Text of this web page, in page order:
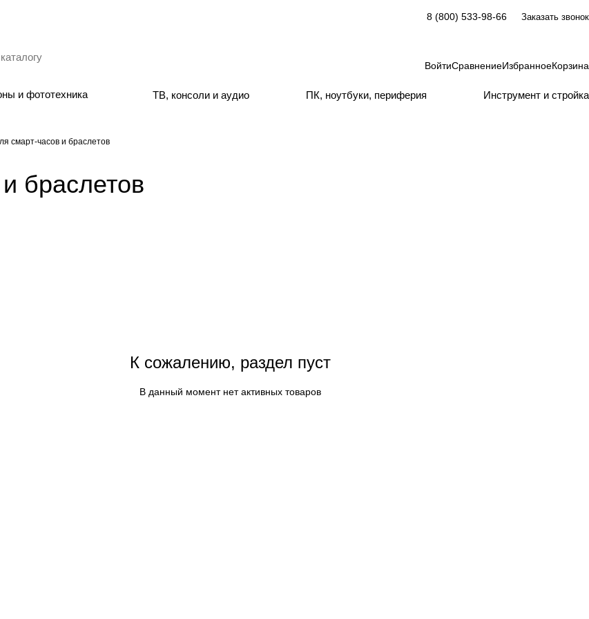
8 (800) 533-98-66 Заказать звонок
ВойтиСравнениеИзбранноеКорзина
и фототехника ТВ, консоли и аудио ПК, ноутбуки, периферия Инструмент и стройка
смарт-часов и браслетов
браслетов
К сожалению, раздел пуст
В данный момент нет активных товаров